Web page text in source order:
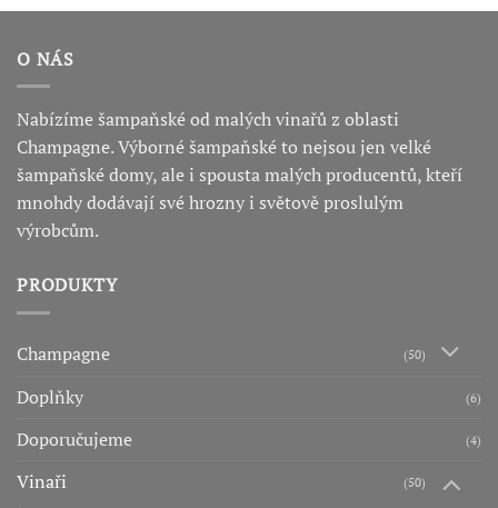
O NÁS
Nabízíme šampaňské od malých vinařů z oblasti
Champagne. Výborné šampaňské to nejsou jen velké
šampaňské domy, ale i spousta malých producentů, kteří
mnohdy dodávají své hrozny i světově proslulým
výrobcům.
PRODUKTY
Champagne (50)
Doplňky (6)
Doporučujeme (4)
Vinaři (50)